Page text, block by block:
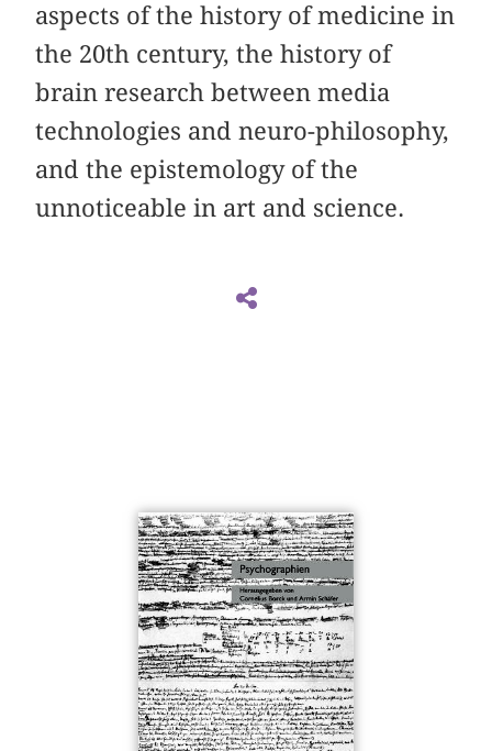
aspects of the history of medicine in
the 20th century, the history of
brain research between media
technologies and neuro-philosophy,
and the epistemology of the
unnoticeable in art and science.